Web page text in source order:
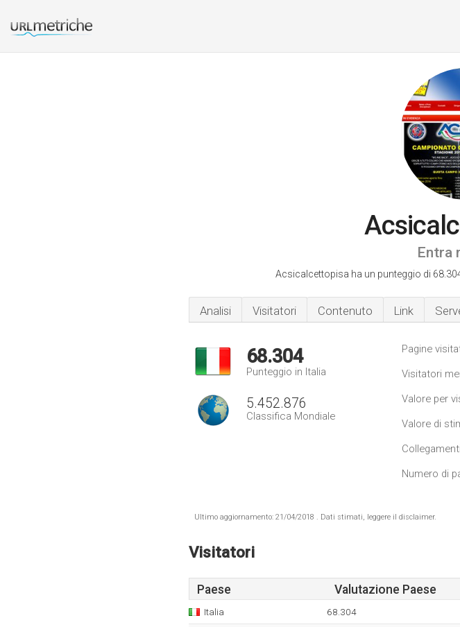
Entra
Acsicalcettopisa ha un punteggio di
Analisi Visitatori Contenuto Link
68.304
Punteggio in Italia
5.452.876
Classifica Mondiale
Pagine
Visitatori
Valore per
Valore di
Numero di
Ultimo aggiornamento: 21/04/2018 . Dati stimati, leggere il disclaimer.
Visitatori
Paese Valutazione Paese
Italia 68.304